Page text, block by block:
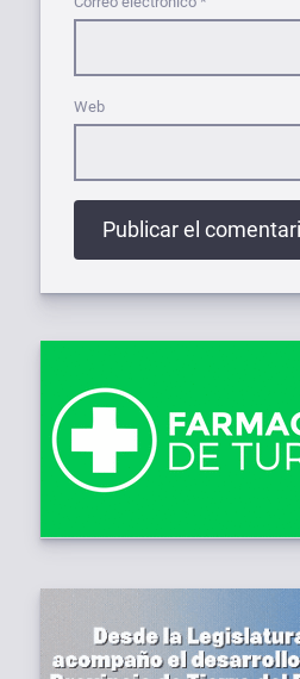
Web